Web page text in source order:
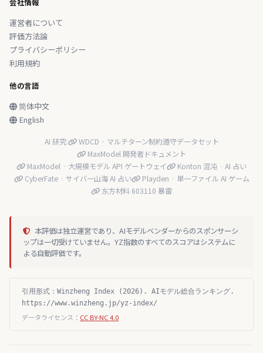
会社情報
運営者について
評価方法論
プライバシーポリシー
利用規約
他の言語
简体中文
English
AI 研究:
WDCD · マルチターン制約遵守データセット
MaxModel 開発者ドキュメント
MaxModel · 大規模モデル API ゲートウェイ
Konton 混沌 · AI 占い
CyberFate · サイバー山海 AI 占い
Playden · 単一ファイル AI ゲーム
东方材料 603110 暴雷
本評価は独立運営であり、AIモデルベンダーからのスポンサーシ
ップは一切受けていません。YZ指数のすべてのスコアはシステムに
よる自動評価です。
引用形式：Winzheng Index (2026). AIモデル総合ランキング.
https://www.winzheng.jp/yz-index/
データライセンス： CC BY-NC 4.0